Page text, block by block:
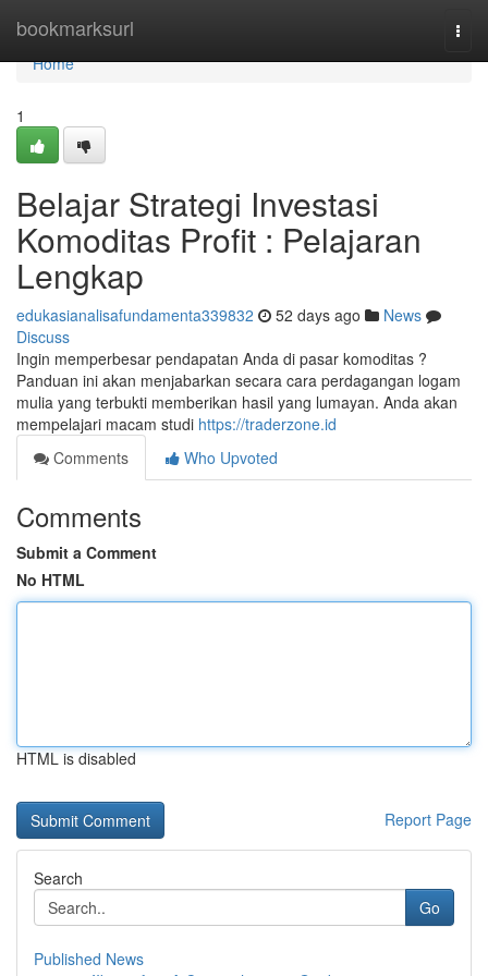
bookmarksurl
Home
Home
1
Belajar Strategi Investasi
Komoditas Profit : Pelajaran
Lengkap
edukasianalisafundamenta339832 52 days ago
News
Discuss
Ingin memperbesar pendapatan Anda di pasar komoditas ?
Panduan ini akan menjabarkan secara cara perdagangan logam
mulia yang terbukti memberikan hasil yang lumayan. Anda akan
mempelajari macam studi https://traderzone.id
Comments
Who Upvoted
Comments
Submit a Comment
No HTML
HTML is disabled
Report Page
Search
Go
Published News